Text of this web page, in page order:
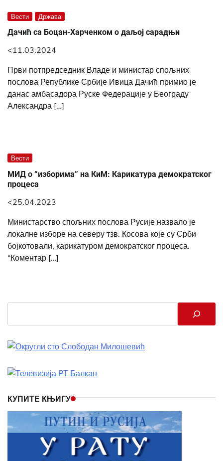
Вести Држава
Дачић са Боцан-Харченком о даљој сарадњи
<11.03.2024
Први потпредседник Владе и министар спољних
послова Републике Србије Ивица Дачић примио је
данас амбасадора Руске Федерације у Београду
Александра […]
Вести
МИД о “изборима” на КиМ: Карикатура демократског
процеса
<25.04.2023
Министарство спољних послова Русије назвало је
локалне изборе на северу тзв. Косова које су Срби
бојкотовали, карикатуром демократског процеса.
“Коментар […]
КУПИТЕ КЊИГУ